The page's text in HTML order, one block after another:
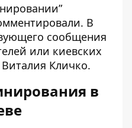
В
сообщения
или киевских
Виталия Кличко.
в